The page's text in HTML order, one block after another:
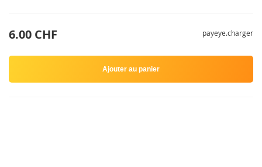
6.00 CHF payeye.charger
Ajouter au panier